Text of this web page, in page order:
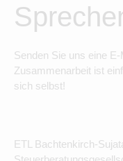
Senden Sie uns eine
Zusammenarbeit ist
sich selbst!
ETL Bachtenkirch-